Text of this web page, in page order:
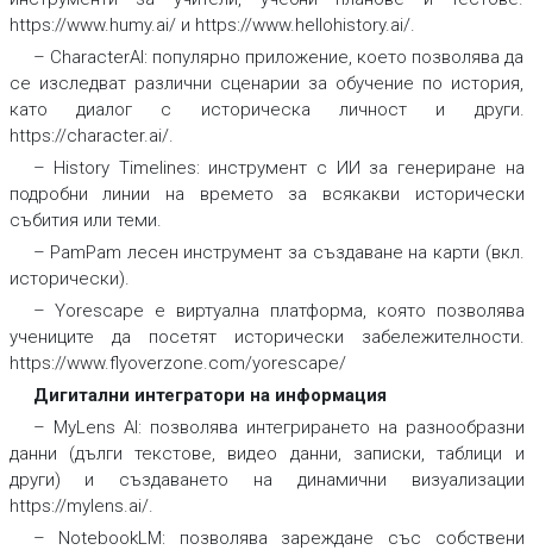
https://www.humy.ai/ и https://www.hellohistory.ai/.
– CharacterAI: популярно приложение, което позволява да
се изследват различни сценарии за обучение по история,
като диалог с историческа личност и други.
https://character.ai/.
– History Timelines: инструмент с ИИ за генериране на
подробни линии на времето за всякакви исторически
събития или теми.
– PamPam лесен инструмент за създаване на карти (вкл.
исторически).
– Yorescape е виртуална платформа, която позволява
учениците да посетят исторически забележителности.
https://www.flyoverzone.com/yorescape/
Дигитални интегратори на информация
– MyLens AI: позволява интегрирането на разнообразни
данни (дълги текстове, видео данни, записки, таблици и
други) и създаването на динамични визуализации
https://mylens.ai/.
– NotebookLM: позволява зареждане със собствени